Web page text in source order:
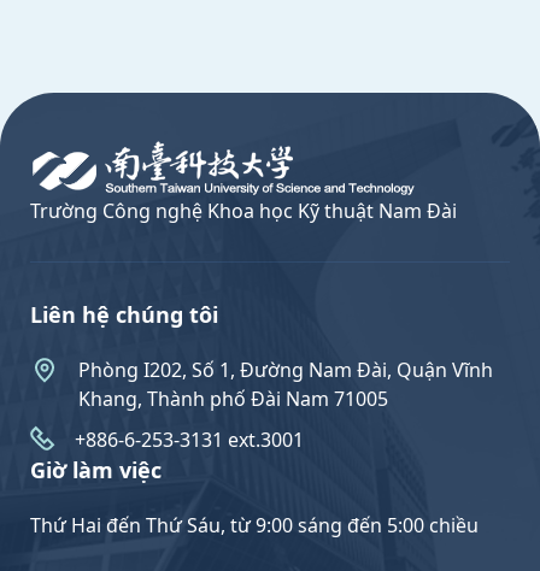
Trường Công nghệ Khoa học Kỹ thuật Nam Đài
Liên hệ chúng tôi
Phòng I202, Số 1, Đường Nam Đài, Quận Vĩnh
Khang, Thành phố Đài Nam 71005
+886-6-253-3131 ext.3001
Giờ làm việc
Thứ Hai đến Thứ Sáu, từ 9:00 sáng đến 5:00 chiều